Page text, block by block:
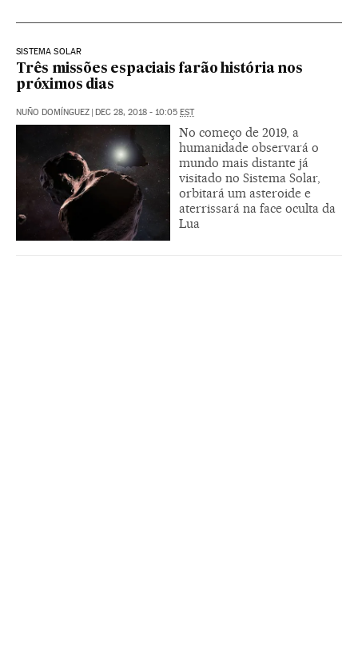
SISTEMA SOLAR
Três missões espaciais farão história nos
próximos dias
NUÑO DOMÍNGUEZ DEC 28, 2018 - 10:05 EST
No começo de 2019, a
humanidade observará o
mundo mais distante já
visitado no Sistema Solar,
orbitará um asteroide e
aterrissará na face oculta da
Lua